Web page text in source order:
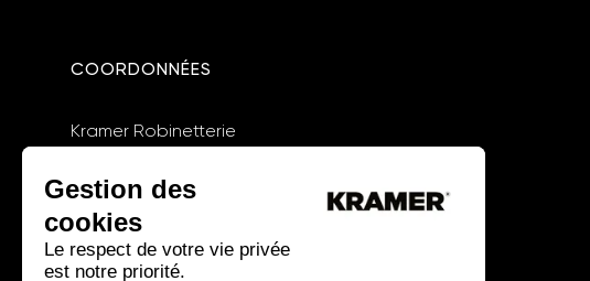
COORDONNÉES
Kramer Robinetterie
Tel : 03 29 87 03 11
kramerstore.com
Gestion des
cookies
Le respect de votre vie privée
est notre priorité.